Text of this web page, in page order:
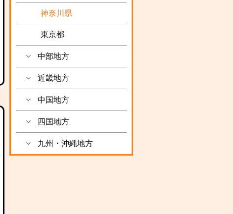
神奈川県
東京都
中部地方
近畿地方
中国地方
四国地方
九州・沖縄地方